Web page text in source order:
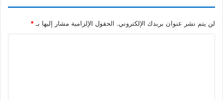
لن يتم نشر عنوان بريدك الإلكتروني. الحقول الإلزامية مشار إليها بـ *